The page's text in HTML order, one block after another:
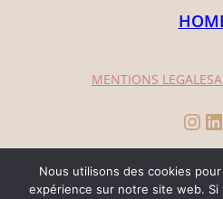
MENTIONS LEGALES
InstagramLinkedIn
Nous utilisons des cookies
expérience sur notre site web.